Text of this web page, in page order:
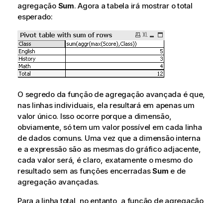
agregação Sum. Agora a tabela irá mostrar o total
esperado:
O segredo da função de agregação avançada é que,
nas linhas individuais, ela resultará em apenas um
valor único. Isso ocorre porque a dimensão,
obviamente, só tem um valor possível em cada linha
de dados comuns. Uma vez que a dimensão interna
e a expressão são as mesmas do gráfico adjacente,
cada valor será, é claro, exatamente o mesmo do
resultado sem as funções encerradasSum e de
agregação avançadas.
Para a linha total, no entanto, a função de agregação